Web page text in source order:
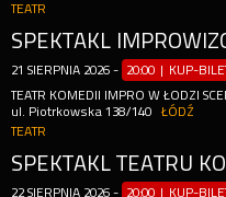
TEATR
21 SIERPNIA 2026 - 20:00 | KUP-
TEATR KOMEDII IMPRO W ŁODZI
ul. Piotrkowska 138/140
ŁÓDŹ
TEATR
SPEKTAKL TEATRU
22 SIERPNIA 2026 - 20:00 | KUP-